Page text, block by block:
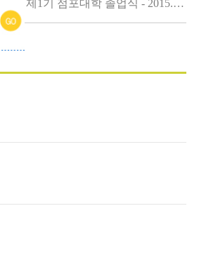
2015 대구패션주얼리특구 제1기 점포대학 졸업식 - 2015.09.11